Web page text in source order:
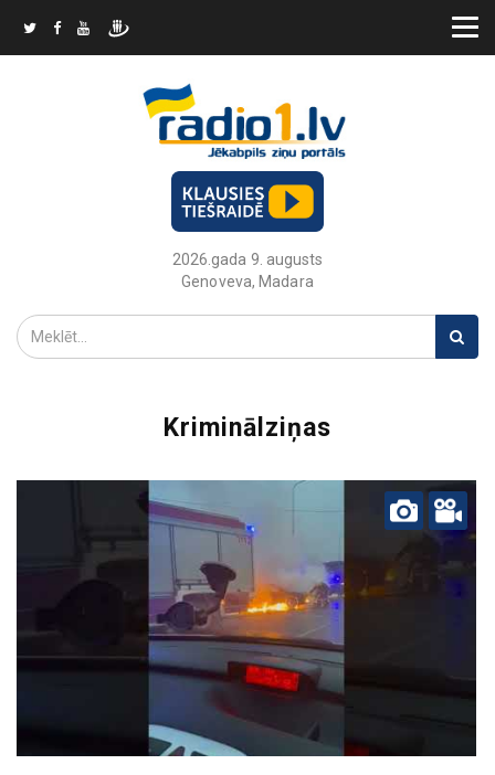
2026.gada 9. augusts
Genoveva, Madara
Kriminālziņas